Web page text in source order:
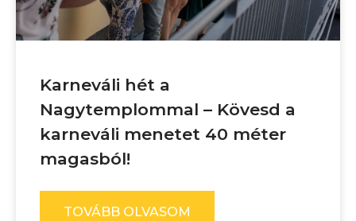
Karneváli hét a
Nagytemplommal – Kövesd a
karneváli menetet 40 méter
magasból!
TOVÁBB OLVASOM